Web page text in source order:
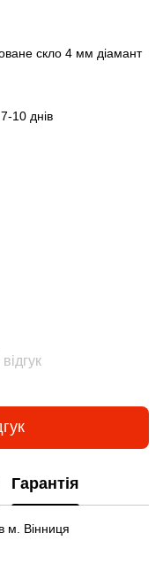
скло 4 мм діамант
10 днів
Гарантія
м. Вінниця